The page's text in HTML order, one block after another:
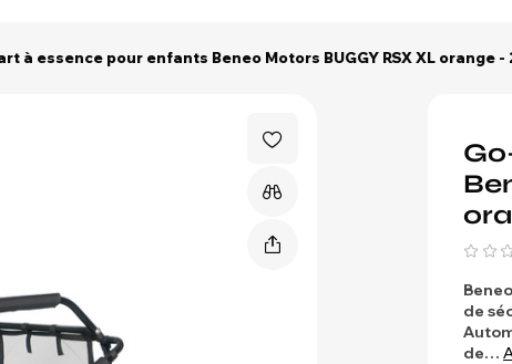
à essence pour enfants Beneo Motors BUGGY RSX XL orange -
de
de…